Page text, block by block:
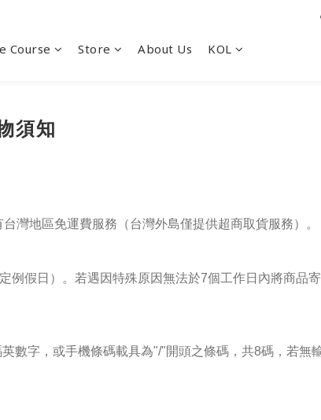
Course Store About Us KOL
須知
台灣地區免運費服務（台灣外島僅提供超商取貨服務）
。
假日）。若遇因特殊原因無法於7個工作日內將商品
數字，或手機條碼載具為"/"開頭之條碼，共8碼，若無